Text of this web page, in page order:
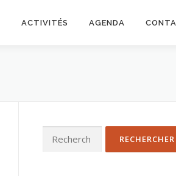
ACTIVITÉS AGENDA